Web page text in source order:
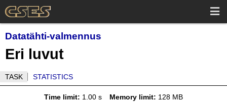
Datatähti-valmennus
Eri luvut
TASK STATISTICS
Time limit: 1.00 s Memory limit: 128 MB